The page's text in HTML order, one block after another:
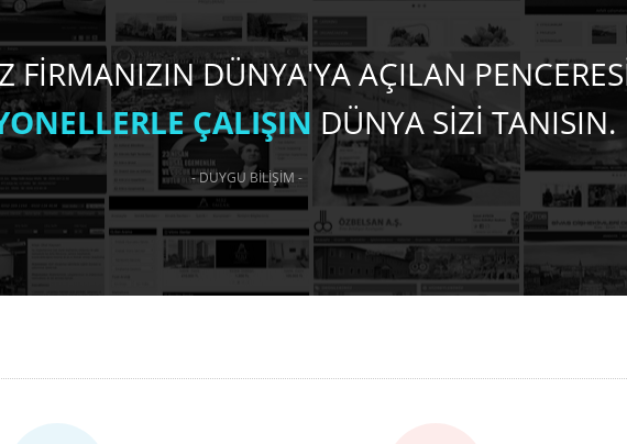
FİRMANIZIN DÜNYA'YA AÇILAN
ÇALIŞINDÜNYA SİZİ TANISIN.
- DUYGU BİLİŞİM -